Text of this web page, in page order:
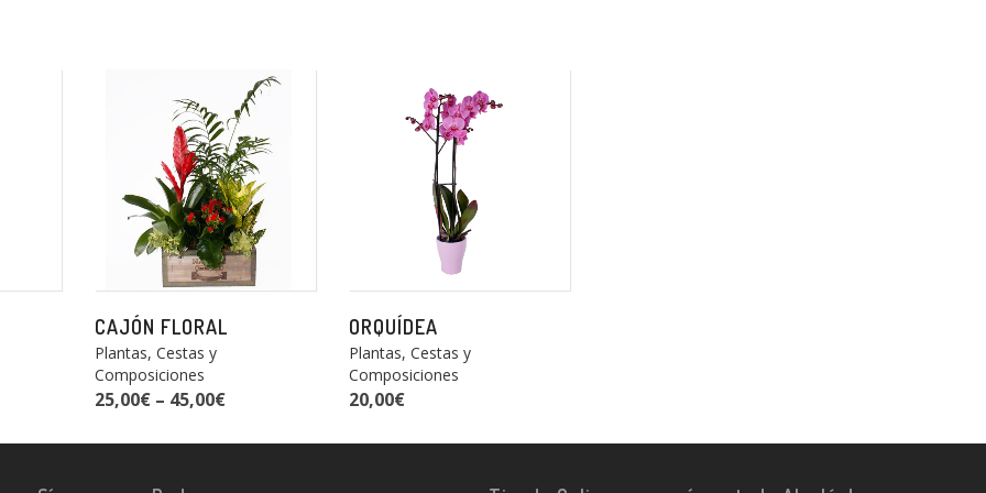
CAJÓN FLORAL
Plantas, Cestas y
Composiciones
25,00€ – 45,00€
ORQUÍDEA
Plantas, Cestas y
Composiciones
20,00€